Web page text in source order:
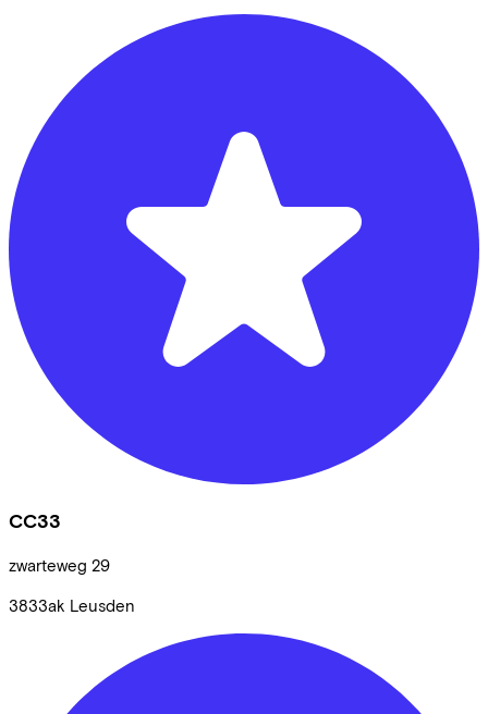
CC33
zwarteweg 29
3833ak Leusden